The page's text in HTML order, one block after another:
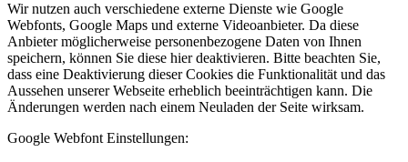
Wir nutzen auch verschiedene externe Dienste wie Google
Webfonts, Google Maps und externe Videoanbieter. Da diese
Anbieter möglicherweise personenbezogene Daten von Ihnen
speichern, können Sie diese hier deaktivieren. Bitte beachten Sie,
dass eine Deaktivierung dieser Cookies die Funktionalität und das
Aussehen unserer Webseite erheblich beeinträchtigen kann. Die
Änderungen werden nach einem Neuladen der Seite wirksam.
Google Webfont Einstellungen: